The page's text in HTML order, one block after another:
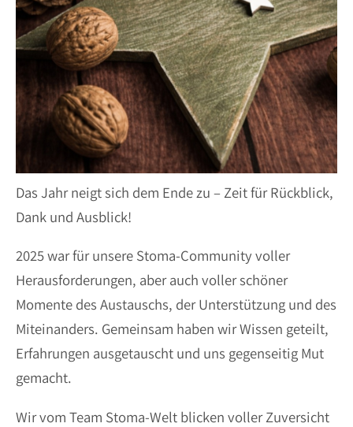
Das Jahr neigt sich dem Ende zu – Zeit für Rückblick,
Dank und Ausblick!
2025 war für unsere Stoma-Community voller
Herausforderungen, aber auch voller schöner
Momente des Austauschs, der Unterstützung und des
Miteinanders. Gemeinsam haben wir Wissen geteilt,
Erfahrungen ausgetauscht und uns gegenseitig Mut
gemacht.
Wir vom Team Stoma-Welt blicken voller Zuversicht